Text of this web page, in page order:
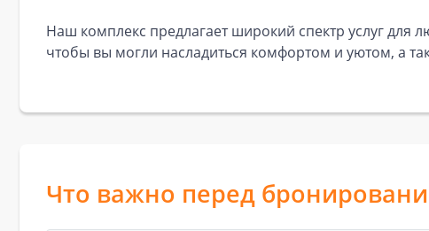
Наш комплекс предлагает широкий спектр услуг для
чтобы вы могли насладиться комфортом и уютом, а
Что важно перед